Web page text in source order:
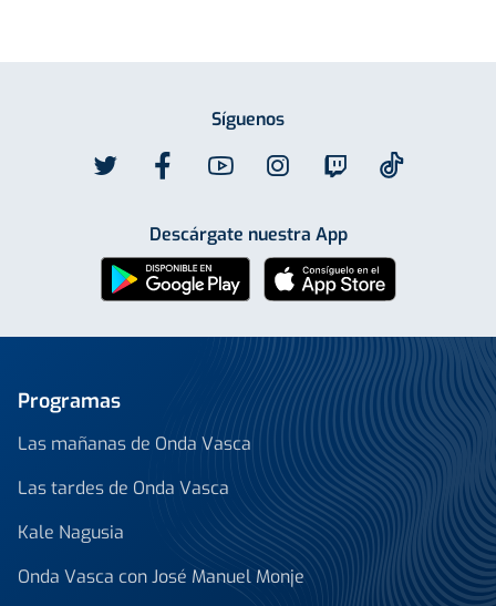
Síguenos
Descárgate nuestra App
Programas
Las mañanas de Onda Vasca
Las tardes de Onda Vasca
Kale Nagusia
Onda Vasca con José Manuel Monje